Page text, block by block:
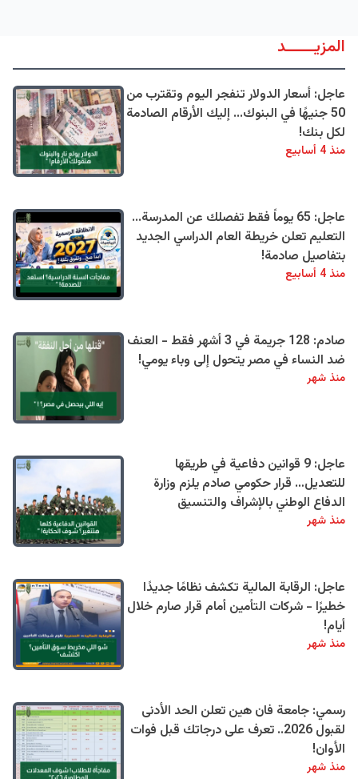
المزيــــــد
عاجل: أسعار الدولار تنفجر اليوم وتقترب من
50 جنيهًا في البنوك... إليك الأرقام الصادمة
لكل بنك!
منذ 4 أسابيع
عاجل: 65 يوماً فقط تفصلك عن المدرسة...
التعليم تعلن خريطة العام الدراسي الجديد
بتفاصيل صادمة!
منذ 4 أسابيع
صادم: 128 جريمة في 3 أشهر فقط - العنف
ضد النساء في مصر يتحول إلى وباء يومي!
منذ شهر
عاجل: 9 قوانين دفاعية في طريقها
للتعديل… قرار حكومي صادم يلزم وزارة
الدفاع الوطني بالإشراف والتنسيق
منذ شهر
عاجل: الرقابة المالية تكشف نظامًا جديدًا
خطيرًا - شركات التأمين أمام قرار صارم خلال
أيام!
منذ شهر
رسمي: جامعة فان هين تعلن الحد الأدنى
لقبول 2026.. تعرف على درجاتك قبل فوات
الأوان!
منذ شهر